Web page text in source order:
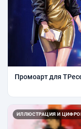
Промоарт для
ИЛЛЮСТРАЦИЯ И